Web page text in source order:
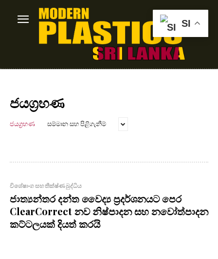
ජයග්‍රහණ
ජයග්‍රහණ සම්මාන සහ පිළිගැනීම්
විශේෂාංග සහ තීක්ෂ්ණ බුද්ධිය
ජාත්‍යන්තර දන්ත වෛද්‍ය ප්‍රදර්ශනයට පෙර
ClearCorrect නව නිෂ්පාදන සහ නවෝත්පාදන
කට්ටලයක් දියත් කරයි
SI